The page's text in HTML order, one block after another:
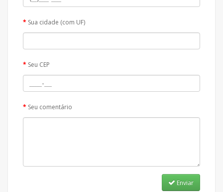
Sua cidade (com UF)
Seu CEP
Seu comentário
Enviar